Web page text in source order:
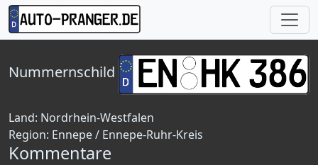
Nummernschild
Land: Nordrhein-Westfalen
Region: Ennepe / Ennepe-Ruhr-Kreis
Kommentare